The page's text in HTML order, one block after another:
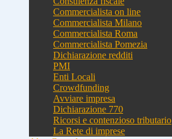
Commercialista on line
Commercialista Milano
Commercialista Roma
Commercialista Pomezia
Dichiarazione redditi
PMI
Enti Locali
Crowdfunding
Avviare impresa
Dichiarazione 770
Ricorsi e contenzioso tributario
La Rete di imprese